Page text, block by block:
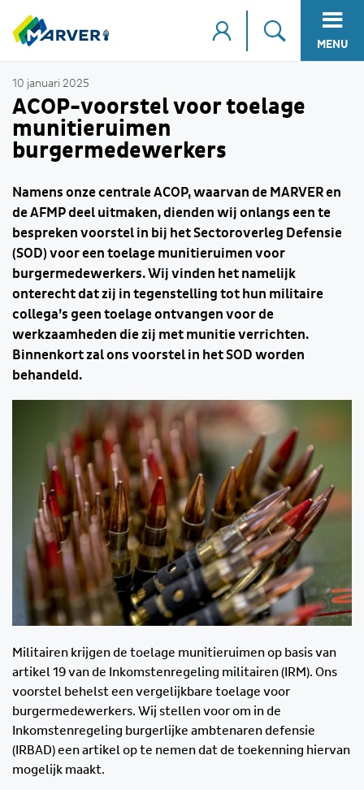
MENU
10 januari 2025
ACOP-voorstel voor toelage
munitieruimen
burgermedewerkers
Namens onze centrale ACOP, waarvan de MARVER en
de AFMP deel uitmaken, dienden wij onlangs een te
bespreken voorstel in bij het Sectoroverleg Defensie
(SOD) voor een toelage munitieruimen voor
burgermedewerkers. Wij vinden het namelijk
onterecht dat zij in tegenstelling tot hun militaire
collega’s geen toelage ontvangen voor de
werkzaamheden die zij met munitie verrichten.
Binnenkort zal ons voorstel in het SOD worden
behandeld.
Militairen krijgen de toelage munitieruimen op basis van
artikel 19 van de Inkomstenregeling militairen (IRM). Ons
voorstel behelst een vergelijkbare toelage voor
burgermedewerkers. Wij stellen voor om in de
Inkomstenregeling burgerlijke ambtenaren defensie
(IRBAD) een artikel op te nemen dat de toekenning hiervan
mogelijk maakt.